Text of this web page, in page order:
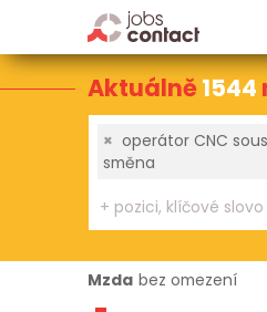
Aktuálně1544
× operátor CNC
směna
Mzda bez omezení